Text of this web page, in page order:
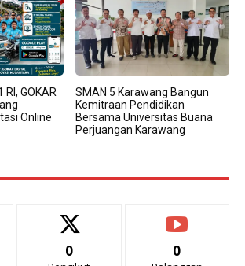
GOKAR
Online
SMAN 5 Karawang Bangun
Kemitraan Pendidikan
Bersama Universitas Buana
Perjuangan Karawang
0 0